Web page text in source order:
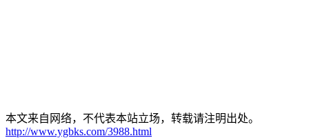
本文来自网络，不代表本站立场，转载请注明出处。
http://www.ygbks.com/3988.html